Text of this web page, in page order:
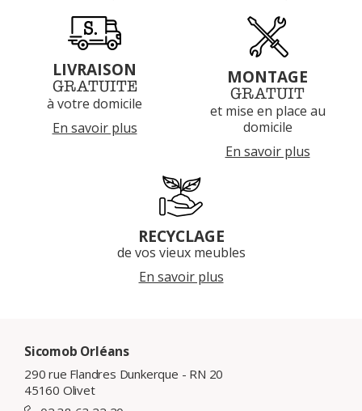
LIVRAISON
GRATUITE
à votre domicile
En savoir plus
MONTAGE
GRATUIT
et mise en place au
domicile
En savoir plus
RECYCLAGE
de vos vieux meubles
En savoir plus
Sicomob Orléans
290 rue Flandres Dunkerque - RN 20
45160 Olivet